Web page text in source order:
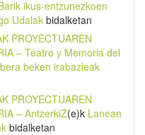
ikus-entzunezkoen
Udalak bidalketan
PROYECTUAREN
– Teatro y Memoria del
beken irabazleak
PROYECTUAREN
– AntzerkiZ(e)k Lanean
bidalketan